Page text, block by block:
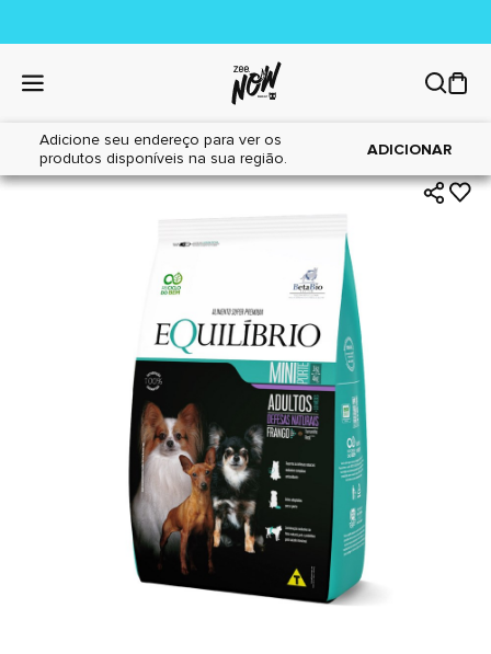
Adicione seu endereço para ver os
produtos disponíveis na sua região.
ADICIONAR
Home|Cães|Alimentos